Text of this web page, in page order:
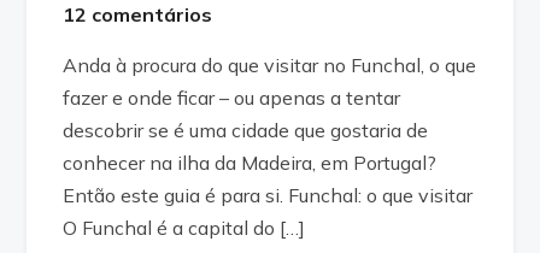
12 comentários
Anda à procura do que visitar no Funchal, o que
fazer e onde ficar – ou apenas a tentar
descobrir se é uma cidade que gostaria de
conhecer na ilha da Madeira, em Portugal?
Então este guia é para si. Funchal: o que visitar
O Funchal é a capital do […]